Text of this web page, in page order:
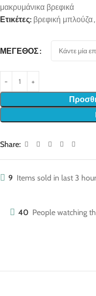
μακρυμάνικα βρεφικά
Ετικέτες: βρεφική μπλούζα,
ΜΈΓΕΘΟΣ
Share:
9 Items sold in last 3
40 People watching